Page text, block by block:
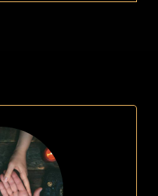
om du vil. Jeg er åpen,
og de rundt deg. Kan